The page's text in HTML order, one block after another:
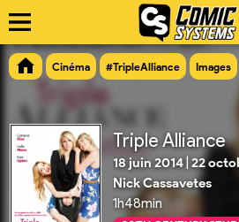
Cinéma #TripleAlliance Images
Triple Alliance
18 juin 2014| 22
Nick Cassavetes
1h48min